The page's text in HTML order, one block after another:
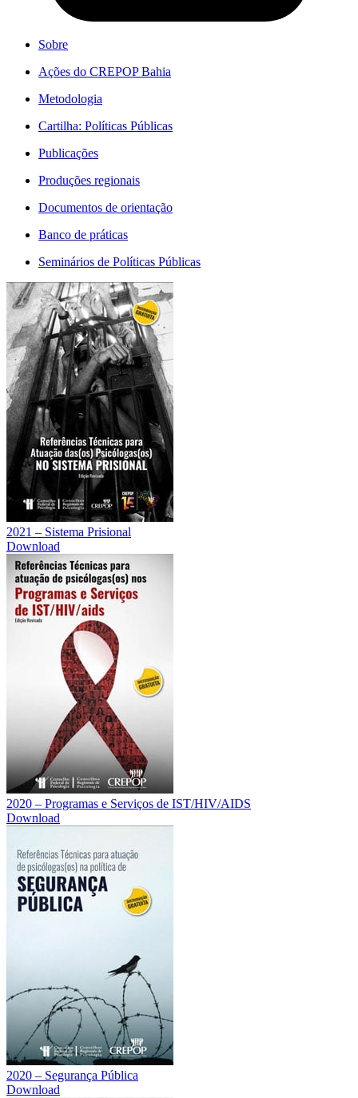
Sobre
Ações do CREPOP Bahia
Metodologia
Cartilha: Políticas Públicas
Publicações
Produções regionais
Documentos de orientação
Banco de práticas
Seminários de Políticas Públicas
2021 – Sistema Prisional
Download
2020 – Programas e Serviços de IST/HIV/AIDS
Download
2020 – Segurança Pública
Download